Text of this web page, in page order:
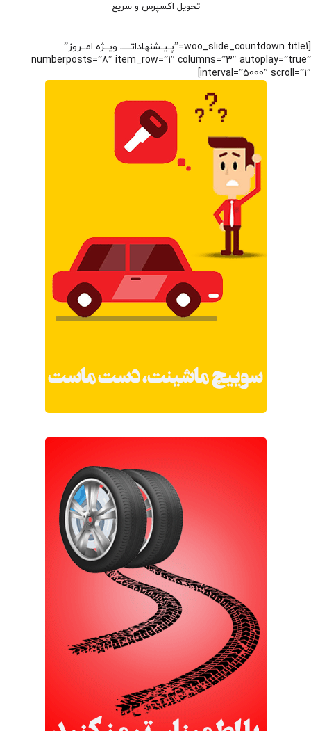
تحویل اکسپرس و سریع
[woo_slide_countdown title1=”پـیـشنهاداتـــــ ویــژه امــروز”
numberposts=”8″ item_row=”1″ columns=”3″ autoplay=”true”
interval=”5000″ scroll=”1″]